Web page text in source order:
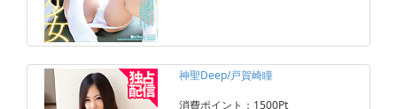
神聖Deep/戸賀崎瞳
消費ポイント：1500Pt